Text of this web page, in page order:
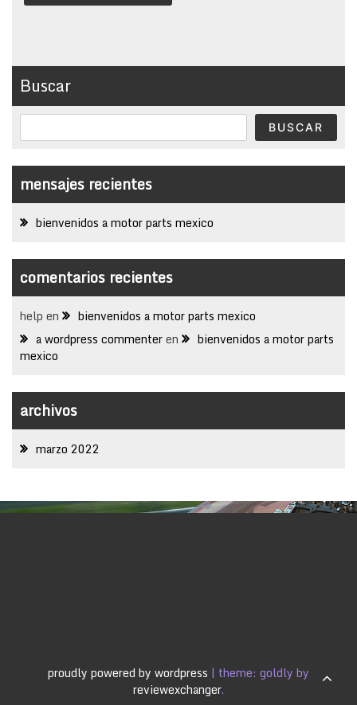
Buscar
BUSCAR
mensajes recientes
bienvenidos a motor parts mexico
comentarios recientes
help en
bienvenidos a motor parts mexico
a wordpress commenteren
bienvenidos a motor parts
mexico
archivos
marzo 2022
proudly powered by wordpress | theme: goldly by
reviewexchanger.